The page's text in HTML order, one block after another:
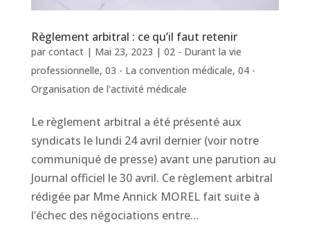
Règlement arbitral : ce qu’il faut retenir
par contact| Mai 23, 2023 | 02 - Durant la vie
professionnelle, 03 - La convention médicale, 04 -
Organisation de l'activité médicale
Le règlement arbitral a été présenté aux
syndicats le lundi 24 avril dernier (voir notre
communiqué de presse) avant une parution au
Journal officiel le 30 avril. Ce règlement arbitral
rédigée par Mme Annick MOREL fait suite à
l’échec des négociations entre...